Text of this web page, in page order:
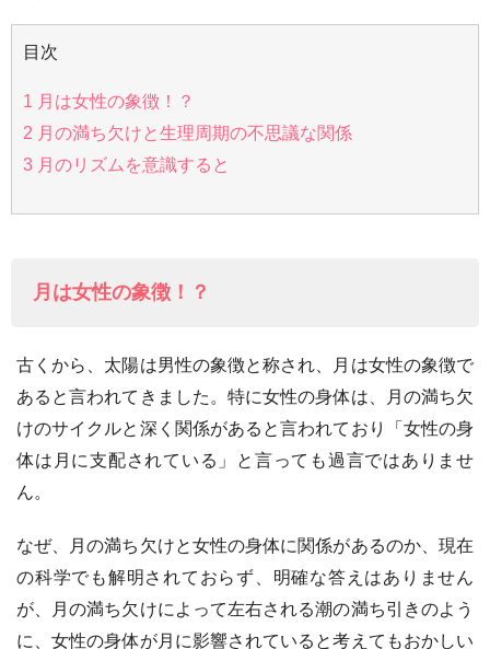
目次
1 月は女性の象徴！？
2 月の満ち欠けと生理周期の不思議な関係
3 月のリズムを意識すると
月は女性の象徴！？
古くから、太陽は男性の象徴と称され、月は女性の象徴で
あると言われてきました。特に女性の身体は、月の満ち欠
けのサイクルと深く関係があると言われており「女性の身
体は月に支配されている」と言っても過言ではありませ
ん。
なぜ、月の満ち欠けと女性の身体に関係があるのか、現在
の科学でも解明されておらず、明確な答えはありません
が、月の満ち欠けによって左右される潮の満ち引きのよう
に、女性の身体が月に影響されていると考えてもおかしい